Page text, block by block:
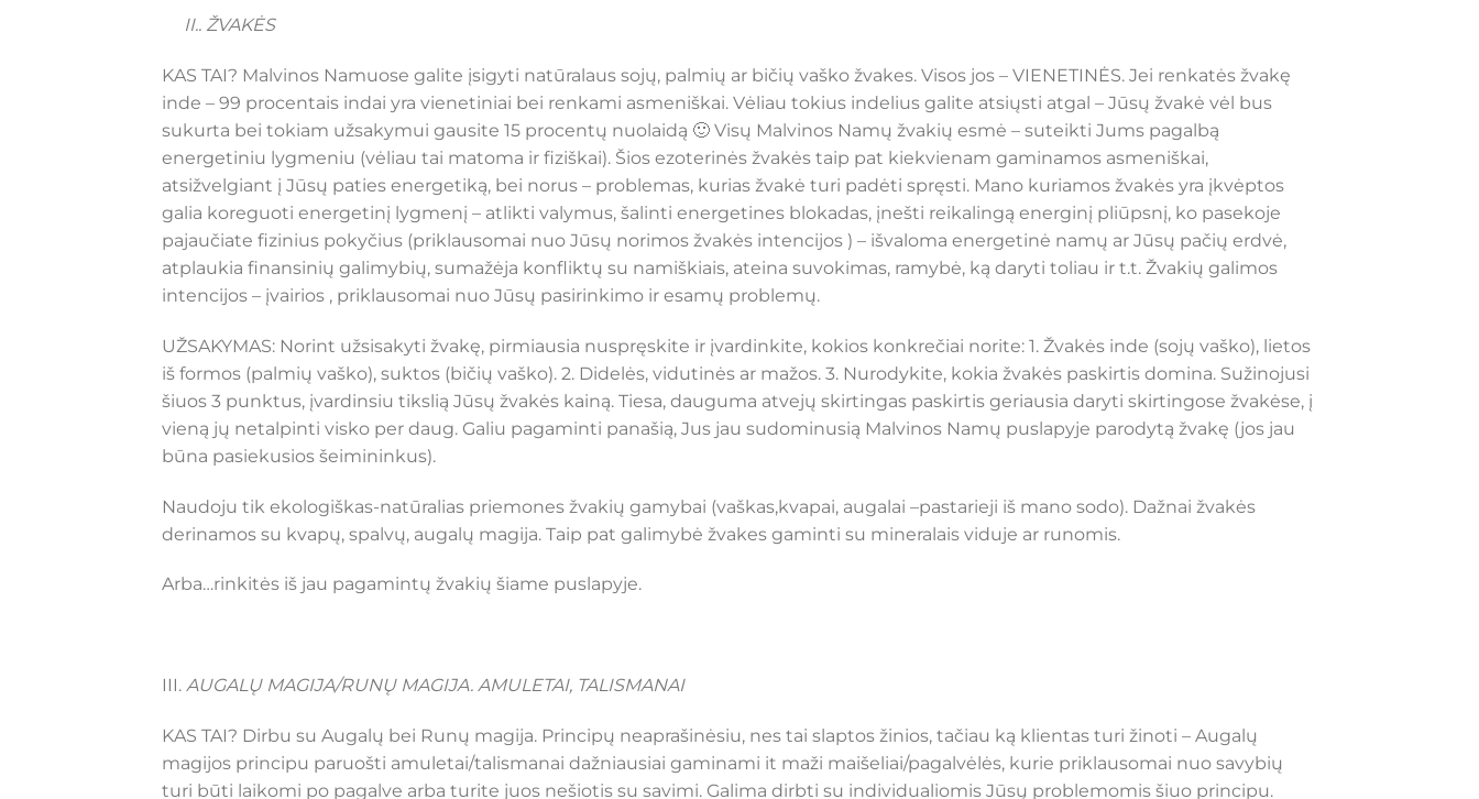
II.. ŽVAKĖS
KAS TAI? Malvinos Namuose galite įsigyti natūralaus sojų, palmių ar bičių vaško žvakes. Visos jos – VIENETINĖS. Jei renkatės žvakę
inde – 99 procentais indai yra vienetiniai bei renkami asmeniškai. Vėliau tokius indelius galite atsiųsti atgal – Jūsų žvakė vėl bus
sukurta bei tokiam užsakymui gausite 15 procentų nuolaidą 🙂 Visų Malvinos Namų žvakių esmė – suteikti Jums pagalbą
energetiniu lygmeniu (vėliau tai matoma ir fiziškai). Šios ezoterinės žvakės taip pat kiekvienam gaminamos asmeniškai,
atsižvelgiant į Jūsų paties energetiką, bei norus – problemas, kurias žvakė turi padėti spręsti. Mano kuriamos žvakės yra įkvėptos
galia koreguoti energetinį lygmenį – atlikti valymus, šalinti energetines blokadas, įnešti reikalingą energinį pliūpsnį, ko pasekoje
pajaučiate fizinius pokyčius (priklausomai nuo Jūsų norimos žvakės intencijos ) – išvaloma energetinė namų ar Jūsų pačių erdvė,
atplaukia finansinių galimybių, sumažėja konfliktų su namiškiais, ateina suvokimas, ramybė, ką daryti toliau ir t.t. Žvakių galimos
intencijos – įvairios , priklausomai nuo Jūsų pasirinkimo ir esamų problemų.
UŽSAKYMAS: Norint užsisakyti žvakę, pirmiausia nuspręskite ir įvardinkite, kokios konkrečiai norite: 1. Žvakės inde (sojų vaško), lietos
iš formos (palmių vaško), suktos (bičių vaško). 2. Didelės, vidutinės ar mažos. 3. Nurodykite, kokia žvakės paskirtis domina. Sužinojusi
šiuos 3 punktus, įvardinsiu tikslią Jūsų žvakės kainą. Tiesa, dauguma atvejų skirtingas paskirtis geriausia daryti skirtingose žvakėse, į
vieną jų netalpinti visko per daug. Galiu pagaminti panašią, Jus jau sudominusią Malvinos Namų puslapyje parodytą žvakę (jos jau
būna pasiekusios šeimininkus).
Naudoju tik ekologiškas-natūralias priemones žvakių gamybai (vaškas,kvapai, augalai –pastarieji iš mano sodo). Dažnai žvakės
derinamos su kvapų, spalvų, augalų magija. Taip pat galimybė žvakes gaminti su mineralais viduje ar runomis.
Arba…rinkitės iš jau pagamintų žvakių šiame puslapyje.
III. AUGALŲ MAGIJA/RUNŲ MAGIJA. AMULETAI, TALISMANAI
KAS TAI? Dirbu su Augalų bei Runų magija. Principų neaprašinėsiu, nes tai slaptos žinios, tačiau ką klientas turi žinoti – Augalų
magijos principu paruošti amuletai/talismanai dažniausiai gaminami it maži maišeliai/pagalvėlės, kurie priklausomai nuo savybių
turi būti laikomi po pagalve arba turite juos nešiotis su savimi. Galima dirbti su individualiomis Jūsų problemomis šiuo principu.